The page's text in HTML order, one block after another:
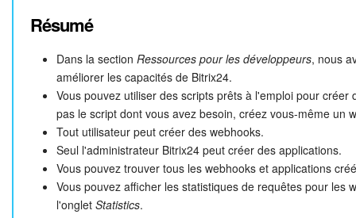
Résumé
Dans la section Ressources pour les développeurs, nous
améliorer les capacités de Bitrix24.
Vous pouvez utiliser des scripts prêts à l'emploi pour créer
pas le script dont vous avez besoin, créez vous-même un
Tout utilisateur peut créer des webhooks.
Seul l'administrateur Bitrix24 peut créer des applications.
Vous pouvez trouver tous les webhooks et applications
Vous pouvez afficher les statistiques de requêtes pour les
l'onglet Statistics.